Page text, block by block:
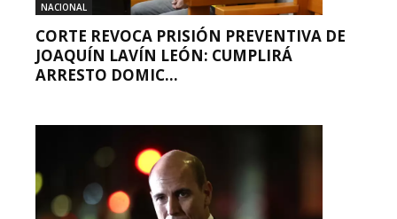
NACIONAL
CORTE REVOCA PRISIÓN PREVENTIVA DE
JOAQUÍN LAVÍN LEÓN: CUMPLIRÁ
ARRESTO DOMIC...